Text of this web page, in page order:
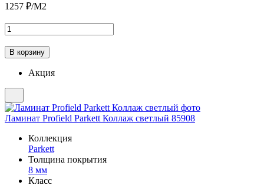
1257 ₽/М2
Акция
Ламинат Profield Parkett Коллаж светлый 85908
Коллекция
Parkett
Толщина покрытия
8 мм
Класс